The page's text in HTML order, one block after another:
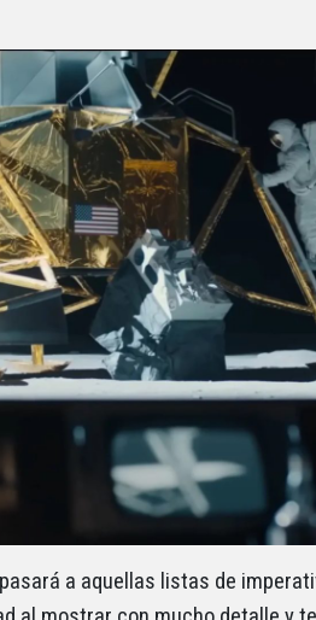
a aquellas listas de